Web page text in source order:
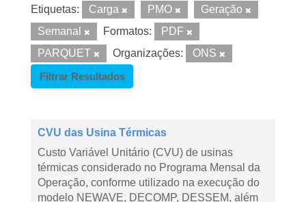
Etiquetas: Carga PMO
Geração
Semanal
Formatos:
PDF
PARQUET
Organizações:
ONS
Filtrar Resultados
CVU das Usina Térmicas
Custo Variável Unitário (CVU) de usinas
térmicas considerado no Programa Mensal da
Operação, conforme utilizado na execução do
modelo NEWAVE, DECOMP, DESSEM, além